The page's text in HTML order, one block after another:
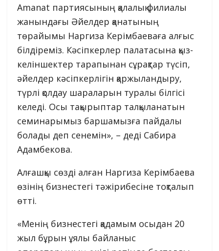
Amanat партиясының қалалық филиалы
жанындағы Әйелдер қанатының
төрайымы Наргиза Керімбаеваға алғыс
білдіреміз. Кәсіпкерлер палатасына қыз-
келіншектер тарапынан сұрақтар түсіп,
әйелдер кәсіпкерлігін қаржыландыру,
түрлі қолдау шараларын туралы білгісі
келеді. Осы тақырыптар талқыланатын
семинарымыз баршамызға пайдалы
болады деп сенемін», – деді Сабира
Адамбекова.
Алғашқы сөзді алған Наргиза Керімбаева
өзінің бизнестегі тәжірибесіне тоқталып
өтті.
«Менің бизнестегі қадамым осыдан 20
жыл бұрын ұялы байланыс